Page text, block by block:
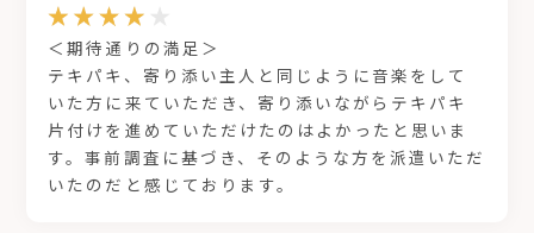
＜期待通りの満足＞
テキパキ、寄り添い主人と同じように音楽をして
いた方に来ていただき、寄り添いながらテキパキ
片付けを進めていただけたのはよかったと思いま
す。事前調査に基づき、そのような方を派遣いただ
いたのだと感じております。